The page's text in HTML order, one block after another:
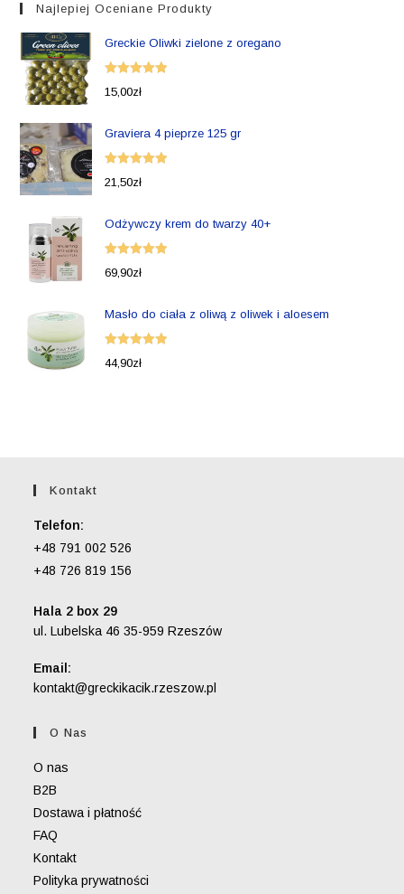
Najlepiej Oceniane Produkty
Greckie Oliwki zielone z oregano
Oceniono
15,00zł
Graviera 4 pieprze 125 gr
Oceniono
21,50zł
Odżywczy krem do twarzy 40+
Oceniono
69,90zł
Masło do ciała z oliwą z oliwek i aloesem
Oceniono
44,90zł
Kontakt
Telefon:
+48 791 002 526
+48 726 819 156
Hala 2 box 29
ul. Lubelska 46 35-959 Rzeszów
Email:
kontakt@greckikacik.rzeszow.pl
O Nas
O nas
B2B
Dostawa i płatność
FAQ
Kontakt
Polityka prywatności